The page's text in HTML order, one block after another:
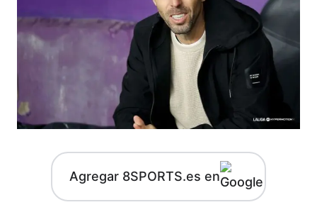
Agregar 8SPORTS.es en